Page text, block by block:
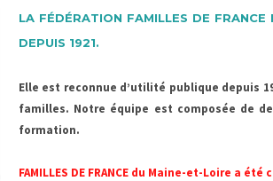
LA FÉDÉRATION FAMILLES DE
DEPUIS 1921.
Elle est reconnue d’utilité publique depuis
familles. Notre équipe est composée de
formation.
FAMILLES DE FRANCE du Maine-et-Loire a